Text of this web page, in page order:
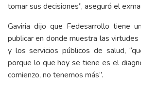
tomar sus decisiones”, aseguró el
Gaviria dijo que Fedesarrollo tiene
publicar en donde muestra las
y los servicios públicos de salud,
porque lo que hoy se tiene es el
comienzo, no tenemos más”.